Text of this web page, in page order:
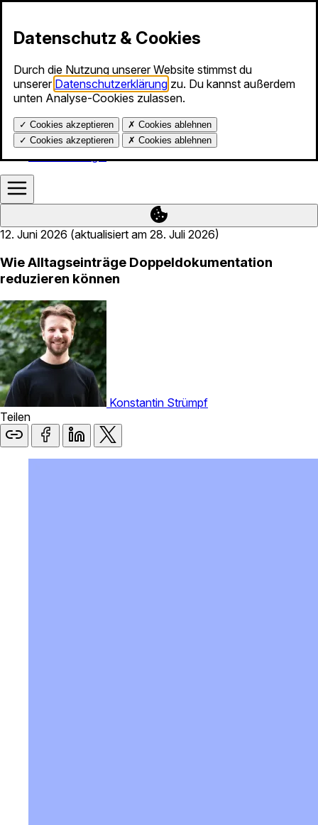
Produkte
Info-Stunde
Services
Über uns
Hilfe
Kalender-Login
Datenschutz & Cookies
Durch die Nutzung unserer Website stimmst du
unserer Datenschutzerklärung zu. Du kannst außerdem
unten Analyse-Cookies zulassen.
✓ Cookies akzeptieren ✗ Cookies ablehnen
✓ Cookies akzeptieren ✗ Cookies ablehnen
12. Juni 2026 (aktualisiert am 28. Juli 2026)
Wie Alltagseinträge Doppeldokumentation
reduzieren können
Konstantin Strümpf
Teilen